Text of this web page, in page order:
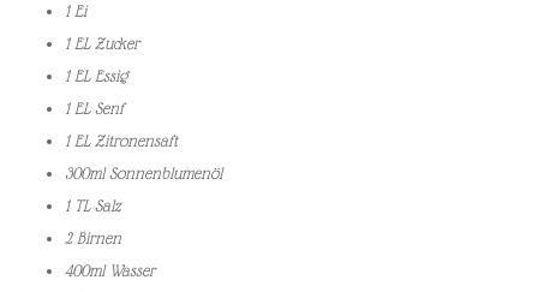
1 Ei
1 EL Zucker
1 EL Essig
1 EL Senf
1 EL Zitronensaft
300ml Sonnenblumenöl
1 TL Salz
2 Birnen
400ml Wasser